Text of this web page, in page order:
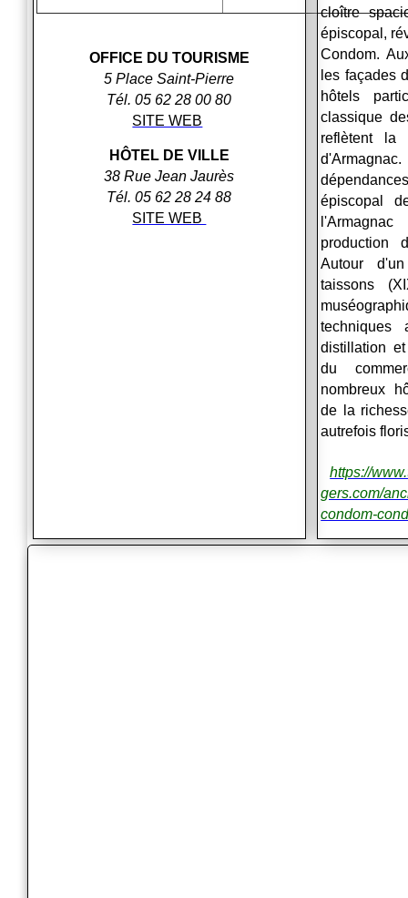
OFFICE DU TOURISME
5 Place Saint-Pierre
Tél. 05 62 28 00 80
SITE WEB
HÔTEL DE VILLE
38 Rue Jean Jaurès
Tél. 05 62 28 24 88
SITE WEB
cloître
épiscopal,
Condom.
les façades
hôtels
classique
reflètent la
épiscopal
production
Autour
taissons
techniques
distillation
du
nombreux
de la
autrefois
https://
gers.com/
condom-